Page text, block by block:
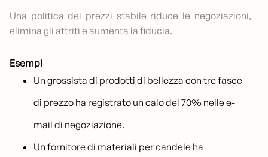
Una politica dei prezzi stabile riduce le negoziazioni,
elimina gli attriti e aumenta la fiducia.
Esempi
Un grossista di prodotti di bellezza con tre fasce
di prezzo ha registrato un calo del 70% nelle e-
mail di negoziazione.
Un fornitore di materiali per candele ha